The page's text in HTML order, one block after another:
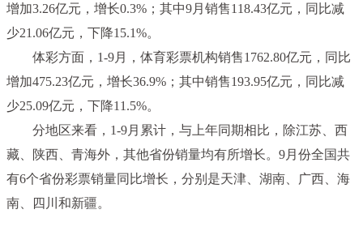
增加3.26亿元，增长0.3%；其中9月销售118.43亿元，同比减
少21.06亿元，下降15.1%。
体彩方面，1-9月，体育彩票机构销售1762.80亿元，同比
增加475.23亿元，增长36.9%；其中销售193.95亿元，同比减
少25.09亿元，下降11.5%。
分地区来看，1-9月累计，与上年同期相比，除江苏、西
藏、陕西、青海外，其他省份销量均有所增长。9月份全国共
有6个省份彩票销量同比增长，分别是天津、湖南、广西、海
南、四川和新疆。